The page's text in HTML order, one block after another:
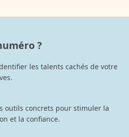
?
les talents cachés de votre
outils concrets pour stimuler la
et la confiance.